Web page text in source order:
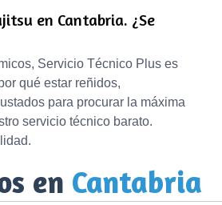
en Cantabria. ¿Se
Servicio Técnico Plus es
qué estar reñidos,
para procurar la máxima
servicio técnico barato.
en Cantabria